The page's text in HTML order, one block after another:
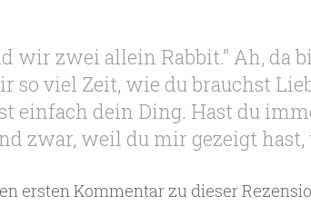
wir zwei allein Rabbit.” Ah, da
so viel Zeit, wie du brauchst
einfach dein Ding. Hast du
zwar, weil du mir gezeigt hast,
ersten Kommentar zu dieser